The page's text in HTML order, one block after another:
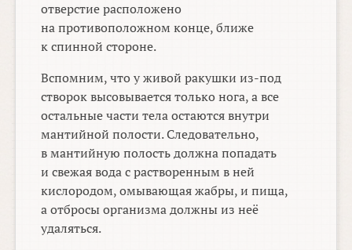
отверстие расположено
на противоположном конце, ближе
к спинной стороне.
Вспомним, что у живой ракушки из-под
створок высовывается только нога, а все
остальные части тела остаются внутри
мантийной полости. Следовательно,
в мантийную полость должна попадать
и свежая вода с растворенным в ней
кислородом, омывающая жабры, и пища,
а отбросы организма должны из неё
удаляться.